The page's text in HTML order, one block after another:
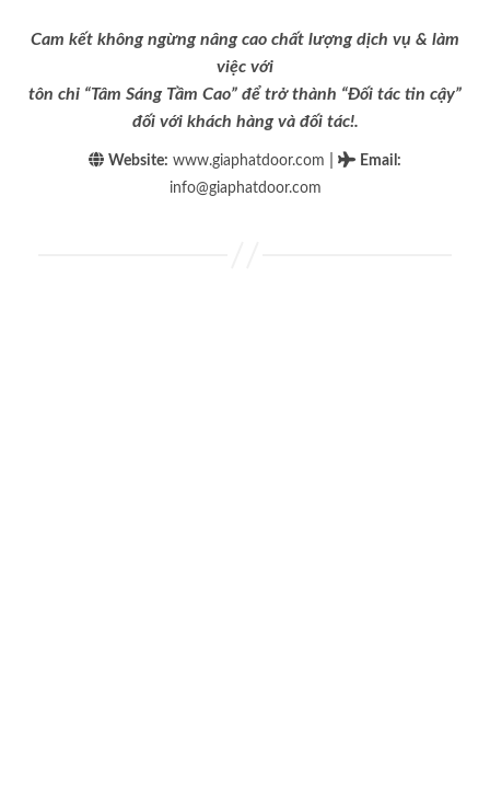
Cam kết không ngừng nâng cao chất lượng dịch vụ & làm
việc với
tôn chỉ “Tâm Sáng Tầm Cao” để trở thành “Đối tác tin cậy”
đối với khách hàng và đối tác!.
Website: www.giaphatdoor.com Email :
info@giaphatdoor.com